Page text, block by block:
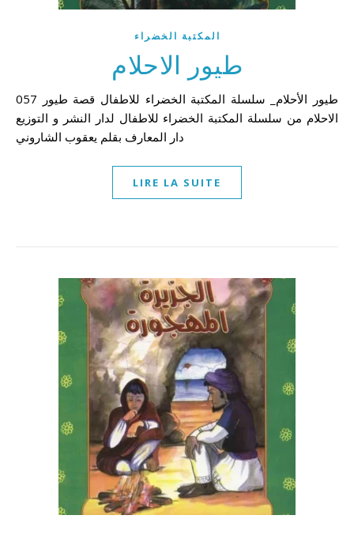
المكتبة الخضراء
طيور الاحلام
057 طيور الأحلام_ سلسلة المكتبة الخضراء للاطفال قصة طيور
الاحلام من سلسلة المكتبة الخضراء للاطفال لدار النشر و التوزيع
LIRE LA SUITE